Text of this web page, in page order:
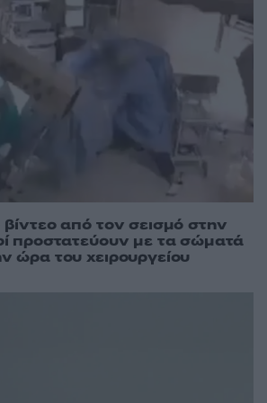
βίντεο από τον σεισμό στην
προστατεύουν με τα σώματά
ώρα του χειρουργείου